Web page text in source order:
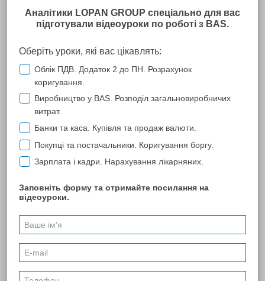
ТОВ "АБ Володимира Капустіна"
З компанією "ЛОПАНЬ" наше підприємство працює багато
років, бухгалтерія успішно користується програмою "МЕDос
IS", юристи - ЛІГА: ЗАКОН, періодично відвідуємо
бухгалтерські семінари. Відгуки можемо залишити лише добрі
– співробітники завжди готові надати допомогу, обов'язково
підкажуть, передзвонять у разі виникнення будь-яких питань.
При відвідуванні офісу, в основному для продовження дії
електронних цифрових підписів, хотілося б відзначити
своєчасний прийом фахівців, відсутність черг, що економить
час і зберігає гарний настрій клієнта. Особливо приємно, що
проводяться акції та розіграші призів. Загалом, враження про
компанію з погляду співпраці позитивне, сподіваємось і на
подальшу високу якість усіх робіт та послуг у галузі супроводу
поставлених завдань у мінімальні терміни.
ПОПЕРЕДНЯ
37
... 74 ... 174 257 ... 270